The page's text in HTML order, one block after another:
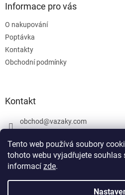
Tento web používá soubory
tohoto webu vyjadřujete souhlas
informací zde.
Informace pro vás
O nakupování
Poptávka
Kontakty
Obchodní podmínky
Kontakt
obchod@vazaky.com